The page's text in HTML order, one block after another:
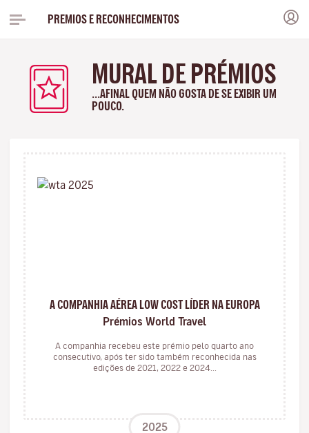
PREMIOS E RECONHECIMENTOS
MURAL DE PRÉMIOS
...AFINAL QUEM NÃO GOSTA DE SE EXIBIR UM
POUCO.
A COMPANHIA AÉREA LOW COST LÍDER NA EUROPA
Prémios World Travel
A companhia recebeu este prémio pelo quarto ano
consecutivo, após ter sido também reconhecida nas
edições de 2021, 2022 e 2024...
2025